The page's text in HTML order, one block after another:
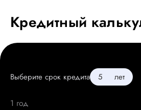
Кредитный
Выберите срок кредита лет
1 год